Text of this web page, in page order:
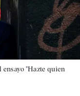
"Hazte quien